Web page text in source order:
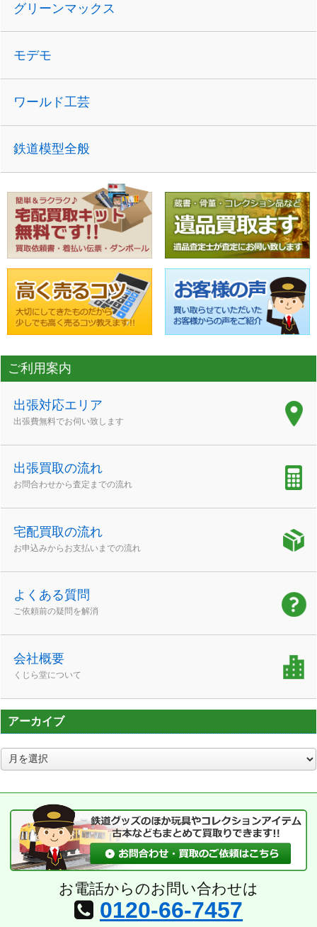
グリーンマックス
モデモ
ワールド工芸
鉄道模型全般
ご利用案内
出張対応エリア
出張費無料でお伺い致します
出張買取の流れ
お問合わせから査定までの流れ
宅配買取の流れ
お申込みからお支払いまでの流れ
よくある質問
ご依頼前の疑問を解消
会社概要
くじら堂について
アーカイブ
ア
ー
ブ
お電話からのお問い合わせは
0120-66-7457